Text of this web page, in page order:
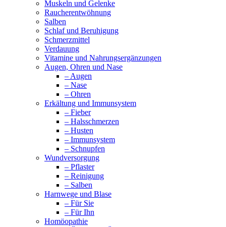
Muskeln und Gelenke
Raucherentwöhnung
Salben
Schlaf und Beruhigung
Schmerzmittel
Verdauung
Vitamine und Nahrungsergänzungen
Augen, Ohren und Nase
– Augen
– Nase
– Ohren
Erkältung und Immunsystem
– Fieber
– Halsschmerzen
– Husten
– Immunsystem
– Schnupfen
Wundversorgung
– Pflaster
– Reinigung
– Salben
Harnwege und Blase
– Für Sie
– Für Ihn
Homöopathie